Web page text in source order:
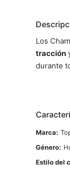
Los
tracción
durante
Marca
Género
Estilo del